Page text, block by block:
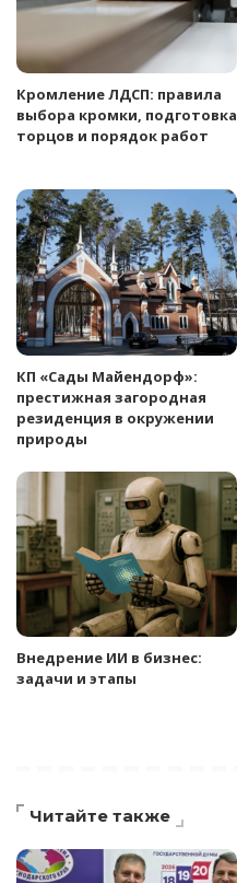
Кромление ЛДСП: правила
выбора кромки, подготовка
торцов и порядок работ
КП «Сады Майендорф»:
престижная загородная
резиденция в окружении
природы
Внедрение ИИ в бизнес:
задачи и этапы
Читайте также